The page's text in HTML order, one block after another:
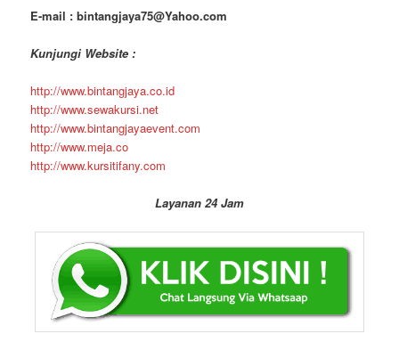
E-mail : bintangjaya75@Yahoo.com
Kunjungi Website :
http://www.bintangjaya.co.id
http://www.sewakursi.net
http://www.bintangjayaevent.com
http://www.meja.co
http://www.kursitifany.com
Layanan 24 Jam